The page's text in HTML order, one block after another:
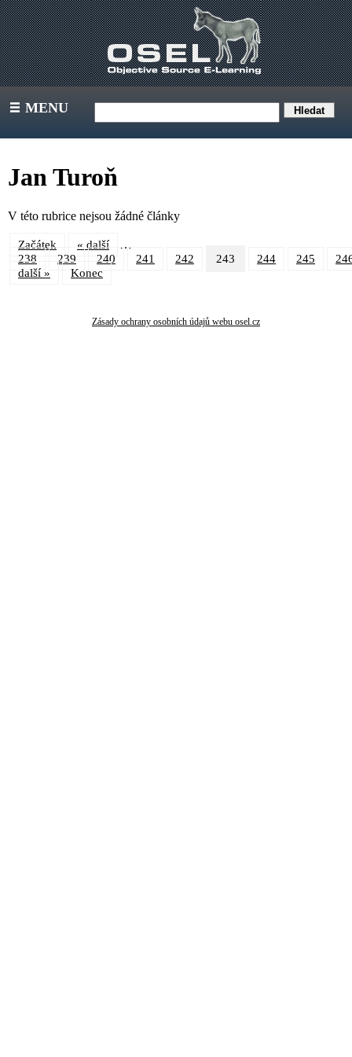
III MENU
Jan Turoň
V této rubrice nejsou žádné články
Začátek « další …
238 239 240 241 242 243 244 245
další »
Konec
Zásady ochrany osobních údajů webu osel.cz